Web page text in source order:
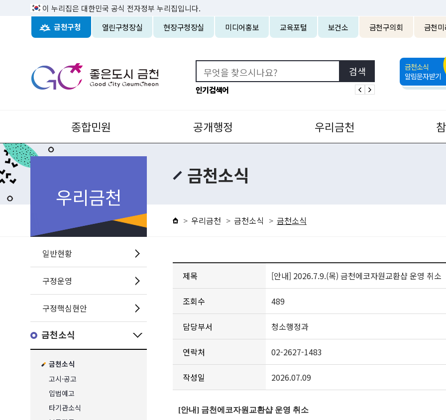
이 누리집은 대한민국 공식 전자정부 누리집입니다.
금천구청 열린구청장실 현장구청장실 미디어홍보 교육포털 보건소 금천구의회 금천
인기검색어
금천소식
알림문자받기
종합민원 공개행정 우리금천
우리금천
일반현황
구정운영
구정핵심현안
금천소식
금천소식
고시·공고
입법예고
타기관소식
금천소식
우리금천 금천소식 금천소식
제목 [안내] 2026.7.9.(목) 금천에코자원교환샵 운영 취소
조회수 489
담당부서 청소행정과
연락처 02-2627-1483
작성일 2026.07.09
[안내] 금천에코자원교환샵 운영 취소